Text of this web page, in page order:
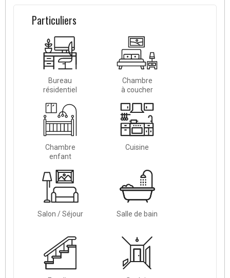
Particuliers
Bureau
résidentiel
Chambre
à coucher
Chambre
enfant
Cuisine
Salon / Séjour Salle de bain